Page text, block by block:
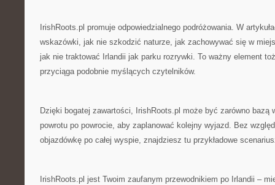
IrishRoots.pl promuje odpowiedzialnego podróżowania. W
wskazówki, jak nie szkodzić naturze, jak zachowywać się w
jak nie traktować Irlandii jak parku rozrywki. To ważny element
przyciąga podobnie myślących czytelników.
Dzięki bogatej zawartości, IrishRoots.pl może być zarówno bazą
powrotu po powrocie, aby zaplanować kolejny wyjazd. Bez
objazdówkę po całej wyspie, znajdziesz tu przykładowe
IrishRoots.pl jest Twoim zaufanym przewodnikiem po Irlandii –